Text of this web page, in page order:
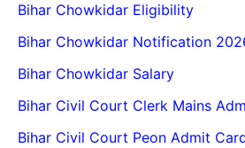
Bihar Chowkidar Eligibility
Bihar Chowkidar Notification
Bihar Chowkidar Salary
Bihar Civil Court Clerk Mains
Bihar Civil Court Peon Admit